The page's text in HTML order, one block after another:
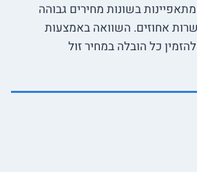
בשונות מחירים גבוהה
אחוזים. השוואה באמצעות
כל הובלה במחיר זול